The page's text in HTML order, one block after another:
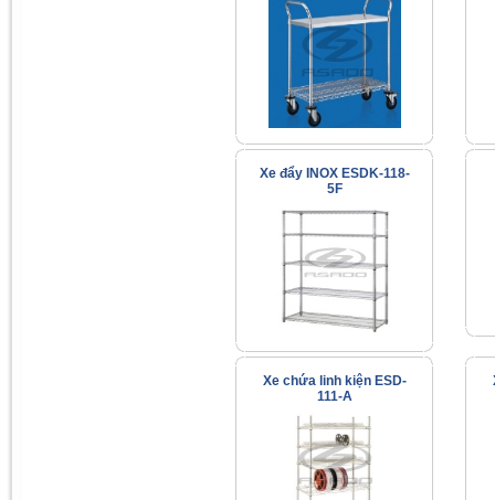
Xe đẩy INOX ESDK-118-
5F
Xe chứa linh kiện ESD-
111-A